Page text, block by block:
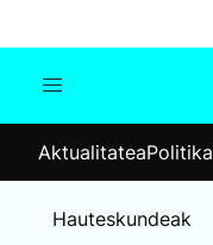
Munduko albisteak
AktualitateaPolitika
Hauteskundeak